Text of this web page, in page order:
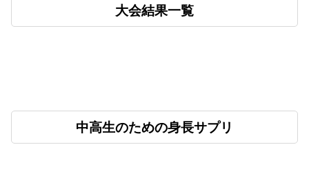
大会結果一覧
中高生のための身長サプリ